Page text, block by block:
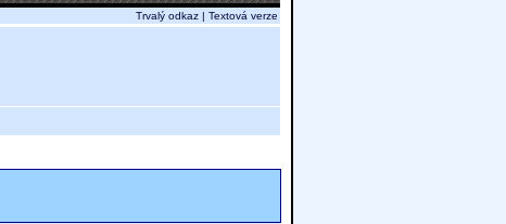
Trvalý odkaz | Textová verze